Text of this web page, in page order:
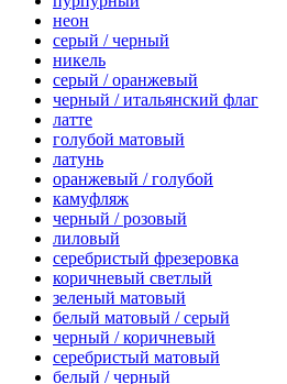
неон
серый / черный
никель
серый / оранжевый
черный / итальянский флаг
латте
голубой матовый
латунь
оранжевый / голубой
камуфляж
черный / розовый
лиловый
серебристый фрезеровка
коричневый светлый
зеленый матовый
белый матовый / серый
черный / коричневый
серебристый матовый
белый / черный